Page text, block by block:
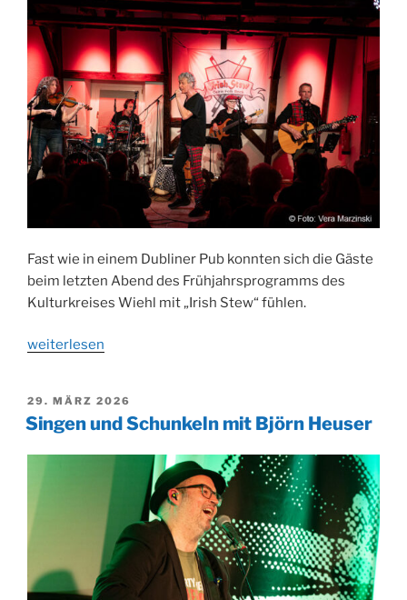
Fast wie in einem Dubliner Pub konnten sich die Gäste
beim letzten Abend des Frühjahrsprogramms des
Kulturkreises Wiehl mit „Irish Stew“ fühlen.
„Zum
Frühjahrsprogramms
„Irish
Stew““
weiterlesen
VERÖFFENTLICHT
AM
29. MÄRZ 2026
Singen und Schunkeln mit Björn Heuser